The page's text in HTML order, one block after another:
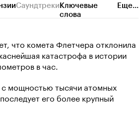
СаундтрекиКлючевые
слова
Еще...
что комета Флетчера отклонила
катастрофа в истории
в час.
с мощностью тысячи атомных
его более крупный